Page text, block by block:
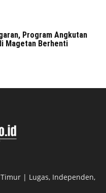
Program Angkutan
Magetan Berhenti
| Lugas, Independen,